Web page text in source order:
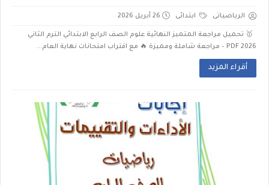
الرياضياتى ابتدائى 26 أبريل 2026
🥇 تحميل مراجعة المتميز النهائية علوم الصف الرابع الابتدائي الترم الثاني
2026 PDF – مراجعة شاملة ومميزة 🔥 مع اقتراب امتحانات نهاية العام...
أقراء المزيد